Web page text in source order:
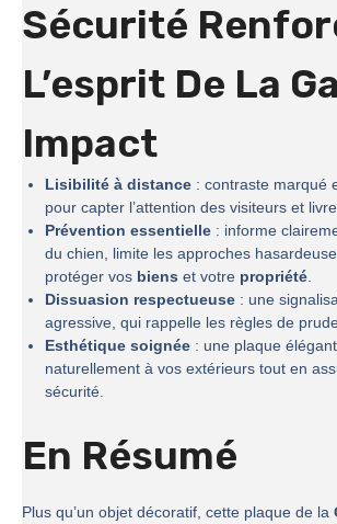
Sécurité
L’esprit De La
Impact
Lisibilité à distance : contraste marqué
pour capter l’attention des visiteurs et
Prévention essentielle : informe
du chien, limite les approches
protéger vos biens et votre propriété.
Dissuasion respectueuse : une
agressive, qui rappelle les règles de
Esthétique soignée : une plaque
naturellement à vos extérieurs tout en
sécurité.
En Résumé
Plus qu’un objet décoratif, cette plaque de la